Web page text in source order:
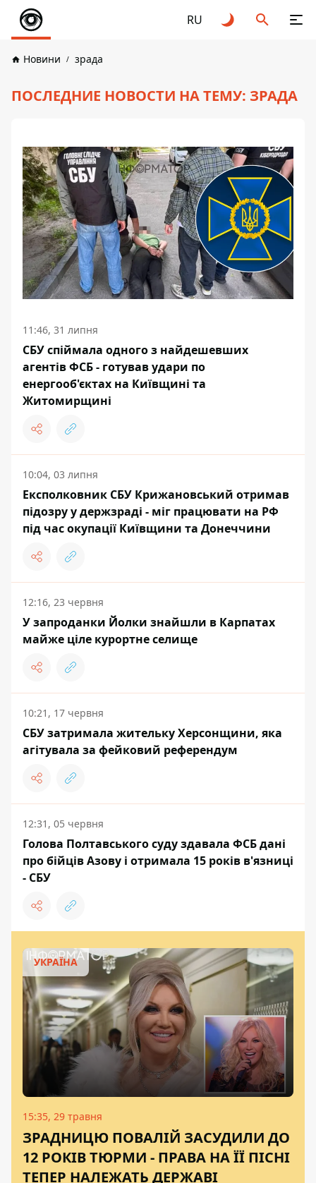
RU
Новини зрада
ПОСЛЕДНИЕ НОВОСТИ НА ТЕМУ: ЗРАДА
11:46, 31 липня
СБУ спіймала одного з найдешевших
агентів ФСБ - готував удари по
енергооб'єктах на Київщині та
Житомирщині
10:04, 03 липня
Експолковник СБУ Крижановський отримав
підозру у держзраді - міг працювати на РФ
під час окупації Київщини та Донеччини
12:16, 23 червня
У запроданки Йолки знайшли в Карпатах
майже ціле курортне селище
10:21, 17 червня
СБУ затримала жительку Херсонщини, яка
агітувала за фейковий референдум
12:31, 05 червня
Голова Полтавського суду здавала ФСБ дані
про бійців Азову і отримала 15 років в'язниці
- СБУ
УКРАЇНА
15:35, 29 травня
ЗРАДНИЦЮ ПОВАЛІЙ ЗАСУДИЛИ ДО
12 РОКІВ ТЮРМИ - ПРАВА НА ЇЇ ПІСНІ
ТЕПЕР НАЛЕЖАТЬ ДЕРЖАВІ